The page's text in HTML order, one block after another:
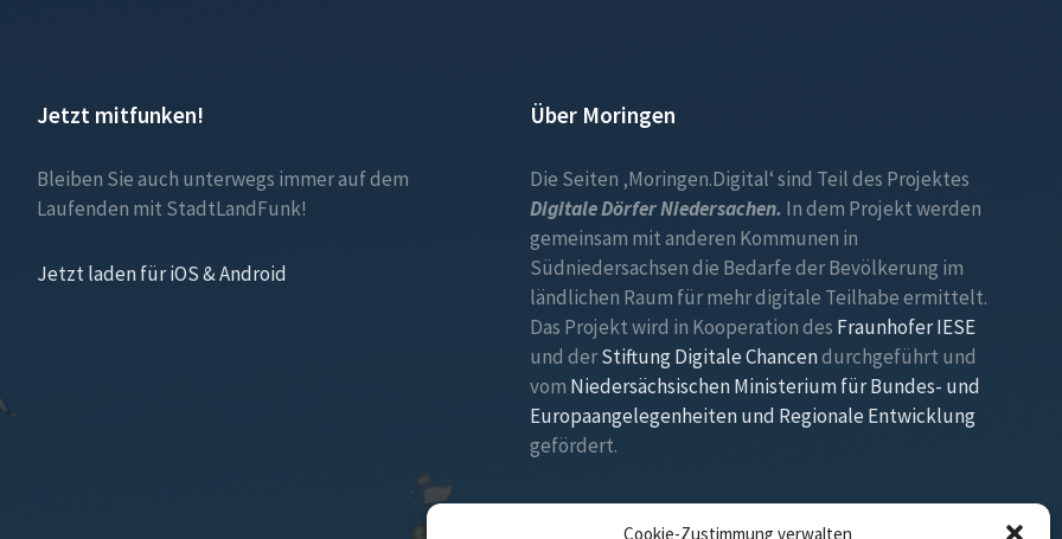
Cookie-Zustimmung verwalten
Jetzt mitfunken!
Bleiben Sie auch unterwegs immer auf dem
Laufenden mit StadtLandFunk!
Jetzt laden für iOS & Android
Über Moringen
Die Seiten ‚Moringen.Digital‘ sind Teil des Projektes
Digitale Dörfer Niedersachen. In dem Projekt werden
gemeinsam mit anderen Kommunen in
Südniedersachsen die Bedarfe der Bevölkerung im
ländlichen Raum für mehr digitale Teilhabe ermittelt.
Das Projekt wird in Kooperation des Fraunhofer IESE
und derStiftung Digitale Chancendurchgeführt und
vom Niedersächsischen Ministerium für Bundes- und
Europaangelegenheiten und Regionale Entwicklung
gefördert.